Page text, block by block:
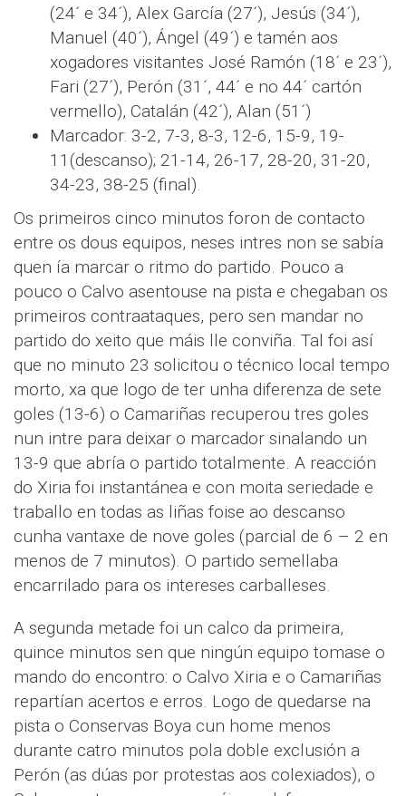
(24´ e 34´), Alex García (27´), Jesús (34´),
Manuel (40´), Ángel (49´) e tamén aos
xogadores visitantes José Ramón (18´ e 23´),
Fari (27´), Perón (31´, 44´ e no 44´ cartón
vermello), Catalán (42´), Alan (51´)
Marcador: 3-2, 7-3, 8-3, 12-6, 15-9, 19-
11(descanso); 21-14, 26-17, 28-20, 31-20,
34-23, 38-25 (final).
Os primeiros cinco minutos foron de contacto
entre os dous equipos, neses intres non se sabía
quen ía marcar o ritmo do partido. Pouco a
pouco o Calvo asentouse na pista e chegaban os
primeiros contraataques, pero sen mandar no
partido do xeito que máis lle conviña. Tal foi así
que no minuto 23 solicitou o técnico local tempo
morto, xa que logo de ter unha diferenza de sete
goles (13-6) o Camariñas recuperou tres goles
nun intre para deixar o marcador sinalando un
13-9 que abría o partido totalmente. A reacción
do Xiria foi instantánea e con moita seriedade e
traballo en todas as liñas foise ao descanso
cunha vantaxe de nove goles (parcial de 6 – 2 en
menos de 7 minutos). O partido semellaba
encarrilado para os intereses carballeses.
A segunda metade foi un calco da primeira,
quince minutos sen que ningún equipo tomase o
mando do encontro: o Calvo Xiria e o Camariñas
repartían acertos e erros. Logo de quedarse na
pista o Conservas Boya cun home menos
durante catro minutos pola doble exclusión a
Perón (as dúas por protestas aos colexiados), o